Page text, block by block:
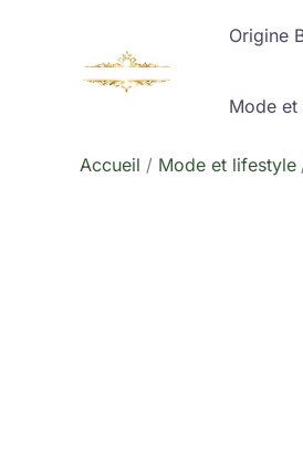
Origine
Mode
Accueil Mode et lifestyle